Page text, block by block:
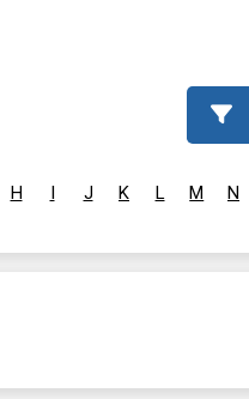
H I J K L M N